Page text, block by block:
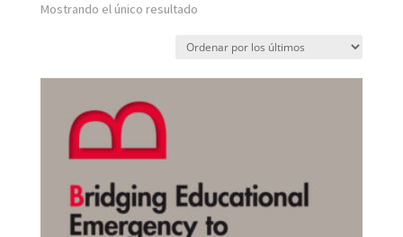
Mostrando el único resultado